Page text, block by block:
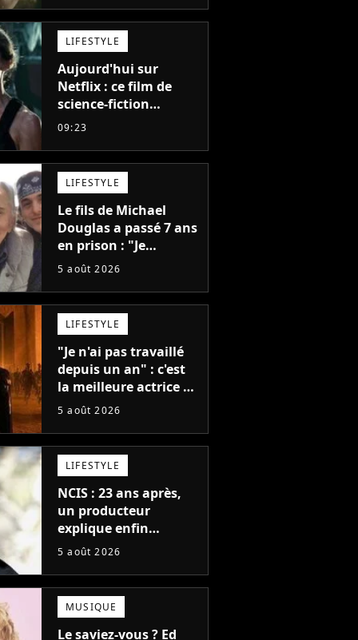
Cascada
l'année"
LIFESTYLE
Aujourd'hui sur
Netflix : ce film de
science-fiction
totalement oublié est
meilleurs des années
2010
09:23
LIFESTYLE
Le fils de Michael
Douglas a passé 7 ans
en prison : "Je
distribuais des joints
5 août 2026
LIFESTYLE
"Je n'ai pas travaillé
depuis un an" : c'est
la meilleure actrice de
L'Odyssée, mais
donner de rôle au
cinéma
5 août 2026
LIFESTYLE
NCIS : 23 ans après,
un producteur
explique enfin
l'origine de l'idée la
(et on ne parle pas du
bateau)
5 août 2026
MUSIQUE
Le saviez-vous ? Ed